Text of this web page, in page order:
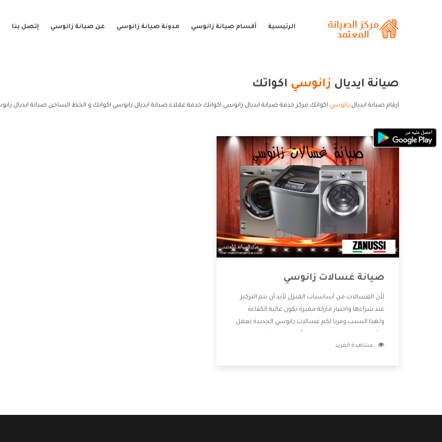
الرئيسية أقسام صيانة زانوسي مدونة صيانة زانوسي عن صيانة زانوسي إتصل بنا
صيانة ايديال زانوسي اكواتك
ارقام صيانة ايديال زانوسي اكواتك مركز خدمة صيانة ايديال زانوسي اكواتك خدمة عملاء صيانة ايديال زانوسي اكواتك و الخط الساخن صيانة ايديال
صيانة غسالات زانوسي
لأن الغسالات من أساسيات المنزل لأبد أن يتم التركيز
عند شراءها واختيار ماركة مميزة تكون عالية الكفاءة
ولهذا السبب وفرنا لكم غسالات زانوسي الجديدة تعمل
ومتطور تجعلكم مستمتعين بشراء المنتج وتقدم لنا
مشاهدة المزيد